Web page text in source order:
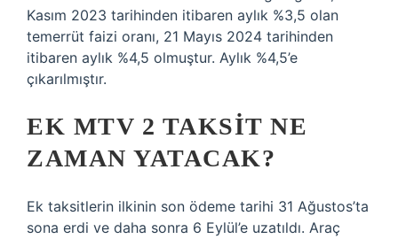
Kasım 2023 tarihinden itibaren aylık %3,5 olan
temerrüt faizi oranı, 21 Mayıs 2024 tarihinden
itibaren aylık %4,5 olmuştur. Aylık %4,5’e
çıkarılmıştır.
EK MTV 2 TAKSIT NE
ZAMAN YATACAK?
Ek taksitlerin ilkinin son ödeme tarihi 31 Ağustos’ta
sona erdi ve daha sonra 6 Eylül’e uzatıldı. Araç